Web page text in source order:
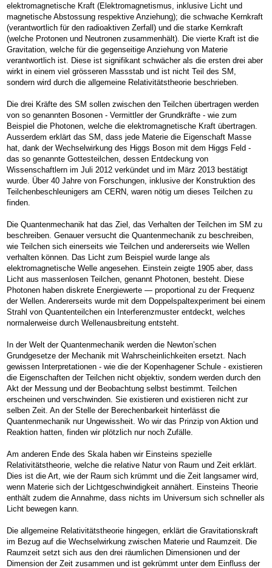
elektromagnetische Kraft (Elektromagnetismus, inklusive Licht und
magnetische Abstossung respektive Anziehung); die schwache Kernkraft
(verantwortlich für den radioaktiven Zerfall) und die starke Kernkraft
(welche Protonen und Neutronen zusammenhält). Die vierte Kraft ist die
Gravitation, welche für die gegenseitige Anziehung von Materie
verantwortlich ist. Diese ist signifikant schwächer als die ersten drei aber
wirkt in einem viel grösseren Massstab und ist nicht Teil des SM,
sondern wird durch die allgemeine Relativitätstheorie beschrieben.
Die drei Kräfte des SM sollen zwischen den Teilchen übertragen werden
von so genannten Bosonen - Vermittler der Grundkräfte - wie zum
Beispiel die Photonen, welche die elektromagnetische Kraft übertragen.
Ausserdem erklärt das SM, dass jede Materie die Eigenschaft Masse
hat, dank der Wechselwirkung des Higgs Boson mit dem Higgs Feld -
das so genannte Gottesteilchen, dessen Entdeckung von
Wissenschaftlern im Juli 2012 verkündet und im März 2013 bestätigt
wurde. Über 40 Jahre von Forschungen, inklusive der Konstruktion des
Teilchenbeschleunigers am CERN, waren nötig um dieses Teilchen zu
finden.
Die Quantenmechanik hat das Ziel, das Verhalten der Teilchen im SM zu
beschreiben. Genauer versucht die Quantenmechanik zu beschreiben,
wie Teilchen sich einerseits wie Teilchen und andererseits wie Wellen
verhalten können. Das Licht zum Beispiel wurde lange als
elektromagnetische Welle angesehen. Einstein zeigte 1905 aber, dass
Licht aus massenlosen Teilchen, genannt Photonen, besteht. Diese
Photonen haben diskrete Energiewerte — proportional zu der Frequenz
der Wellen. Andererseits wurde mit dem Doppelspaltexperiment bei einem
Strahl von Quantenteilchen ein Interferenzmuster entdeckt, welches
normalerweise durch Wellenausbreitung entsteht.
In der Welt der Quantenmechanik werden die Newton’schen
Grundgesetze der Mechanik mit Wahrscheinlichkeiten ersetzt. Nach
gewissen Interpretationen - wie die der Kopenhagener Schule - existieren
die Eigenschaften der Teilchen nicht objektiv, sondern werden durch den
Akt der Messung und der Beobachtung selbst bestimmt. Teilchen
erscheinen und verschwinden. Sie existieren und existieren nicht zur
selben Zeit. An der Stelle der Berechenbarkeit hinterlässt die
Quantenmechanik nur Ungewissheit. Wo wir das Prinzip von Aktion und
Reaktion hatten, finden wir plötzlich nur noch Zufälle.
Am anderen Ende des Skala haben wir Einsteins spezielle
Relativitätstheorie, welche die relative Natur von Raum und Zeit erklärt.
Dies ist die Art, wie der Raum sich krümmt und die Zeit langsamer wird,
wenn Materie sich der Lichtgeschwindigkeit annähert. Einsteins Theorie
enthält zudem die Annahme, dass nichts im Universum sich schneller als
Licht bewegen kann.
Die allgemeine Relativitätstheorie hingegen, erklärt die Gravitationskraft
im Bezug auf die Wechselwirkung zwischen Materie und Raumzeit. Die
Raumzeit setzt sich aus den drei räumlichen Dimensionen und der
Dimension der Zeit zusammen und ist gekrümmt unter dem Einfluss der